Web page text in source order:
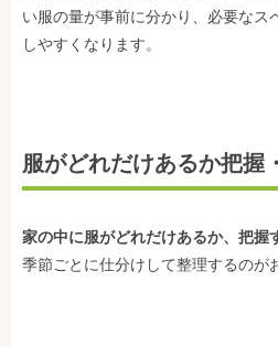
い服の量が事前に分かり、必要なス
しやすくなります。
服がどれだけあるか把握
家の中に服がどれだけあるか、把握
季節ごとに仕分けして整理するのが